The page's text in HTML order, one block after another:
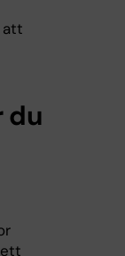
att
du